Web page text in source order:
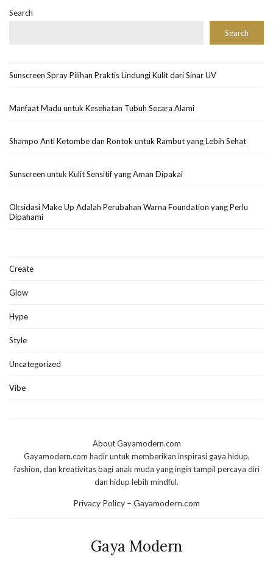
Search
Search
Sunscreen Spray Pilihan Praktis Lindungi Kulit dari Sinar UV
Manfaat Madu untuk Kesehatan Tubuh Secara Alami
Shampo Anti Ketombe dan Rontok untuk Rambut yang Lebih Sehat
Sunscreen untuk Kulit Sensitif yang Aman Dipakai
Oksidasi Make Up Adalah Perubahan Warna Foundation yang Perlu
Dipahami
Create
Glow
Hype
Style
Uncategorized
Vibe
About Gayamodern.com
Gayamodern.com hadir untuk memberikan inspirasi gaya hidup,
fashion, dan kreativitas bagi anak muda yang ingin tampil percaya diri
dan hidup lebih mindful.
Privacy Policy – Gayamodern.com
Gaya Modern